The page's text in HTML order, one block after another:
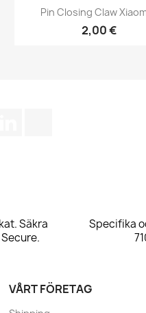
Snabbvy
Pin Closing Claw
2,00 €
Säkra
Specifika
VÅRT FÖRETAG